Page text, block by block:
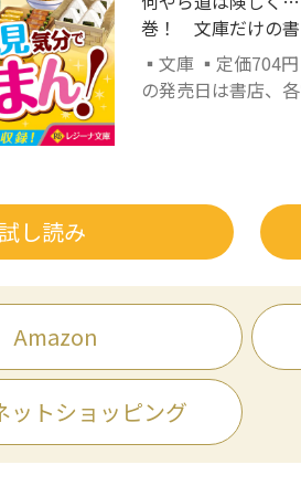
巻！ 文庫だけの書
▪文庫 ▪定価704
の発売日は書店、
し読み
Amazon
ットショッピング